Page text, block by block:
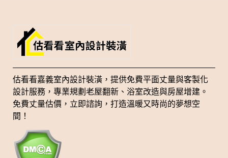
估看看嘉義室內設計裝潢，提供免費平面丈量與客製化
設計服務，專業規劃老屋翻新、浴室改造與房屋增建。
免費丈量估價，立即諮詢，打造溫暖又時尚的夢想空
間！